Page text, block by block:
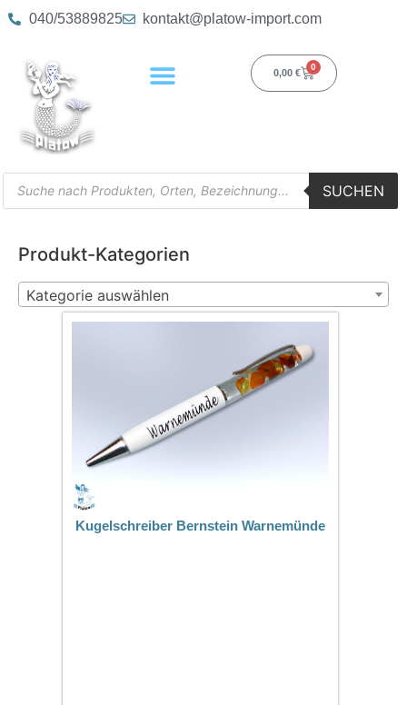
040/53889825 kontakt@platow-import.com
0,00 €
0
SUCHEN
Produkt-Kategorien
Kategorie auswählen
Kugelschreiber Bernstein Warnemünde